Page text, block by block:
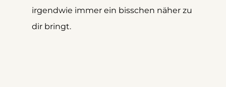
irgendwie immer ein bisschen näher zu
dir bringt.